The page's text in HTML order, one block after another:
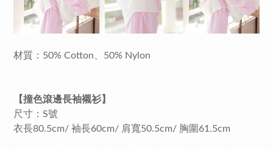
材質：50% Cotton、50% Nylon
【撞色滾邊長袖襯衫】
尺寸：S號
衣長80.5cm/ 袖長60cm/ 肩寬50.5cm/ 胸圍61.5cm